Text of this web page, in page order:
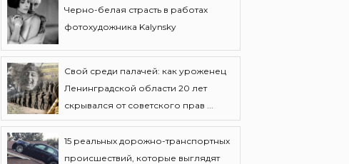
Черно-белая страсть в работах
фотохудожника Kalynsky
Свой среди палачей: как уроженец
Ленинградской области 20 лет
скрывался от советского прав ...
15 реальных дорожно-транспортных
происшествий, которые выглядят